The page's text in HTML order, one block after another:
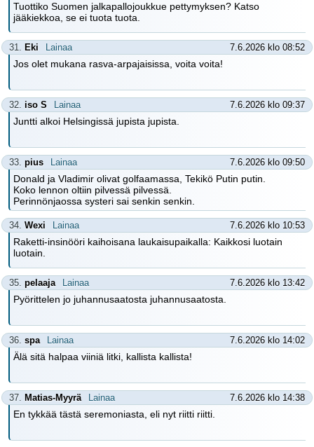
Tuottiko Suomen jalkapallojoukkue pettymyksen? Katso
jääkiekkoa, se ei tuota tuota.
31. Eki Lainaa 7.6.2026 klo 08:52
Jos olet mukana rasva-arpajaisissa, voita voita!
32. iso S Lainaa 7.6.2026 klo 09:37
Juntti alkoi Helsingissä jupista jupista.
33. pius Lainaa 7.6.2026 klo 09:50
Donald ja Vladimir olivat golfaamassa, Tekikö Putin putin.
Koko lennon oltiin pilvessä pilvessä.
Perinnönjaossa systeri sai senkin senkin.
34. Wexi Lainaa 7.6.2026 klo 10:53
Raketti-insinööri kaihoisana laukaisupaikalla: Kaikkosi luotain
luotain.
35. pelaaja Lainaa 7.6.2026 klo 13:42
Pyörittelen jo juhannusaatosta juhannusaatosta.
36. spa Lainaa 7.6.2026 klo 14:02
Älä sitä halpaa viiniä litki, kallista kallista!
37. Matias-Myyrä Lainaa 7.6.2026 klo 14:38
En tykkää tästä seremoniasta, eli nyt riitti riitti.